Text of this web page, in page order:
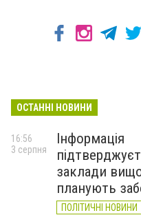
ОСТАННІ НОВИНИ
Інформація
заклади
планують
ПОЛІТИЧНІ НОВИНИ
16:56
3 серпня